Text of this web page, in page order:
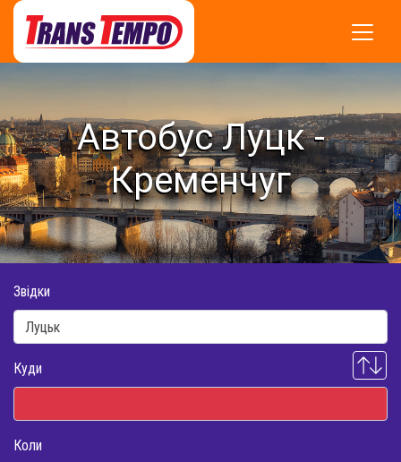
Автобус Луцк -
Кременчуг
Звідки
Куди
Коли